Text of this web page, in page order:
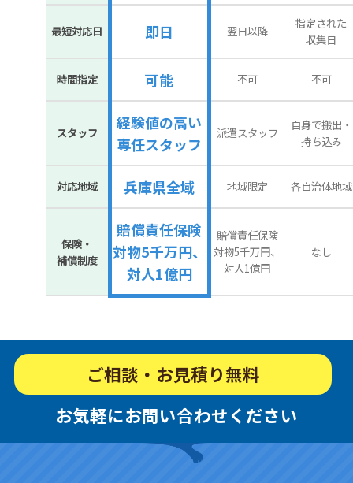
最短対応日 即日 翌日以降
指定された
収集日
時間指定 可能 不可 不可
スタッフ
経験値の高い
専任スタッフ
派遣スタッフ
自身で搬出・
持ち込み
対応地域 兵庫県全域 地域限定 各自治体地域
保険・
補償制度
賠償責任保険
対物5千万円、
対人1億円
賠償責任保険
対物5千万円、
対人1億円
なし
ご相談・お見積り無料
お気軽にお問い合わせください